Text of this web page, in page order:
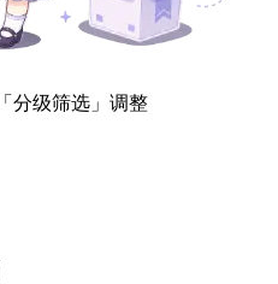
分级筛选」调整